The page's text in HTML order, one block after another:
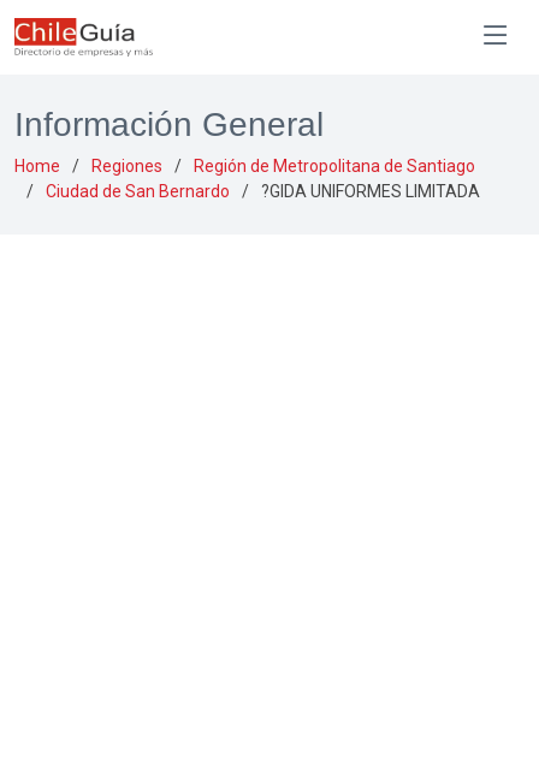
Información General
Home Regiones
Región de Metropolitana de Santiago
Ciudad de San Bernardo
?GIDA UNIFORMES LIMITADA